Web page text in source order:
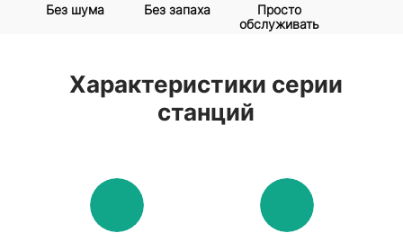
Просто
обслуживать
Без запаха
Без шума
Характеристики серии
станций